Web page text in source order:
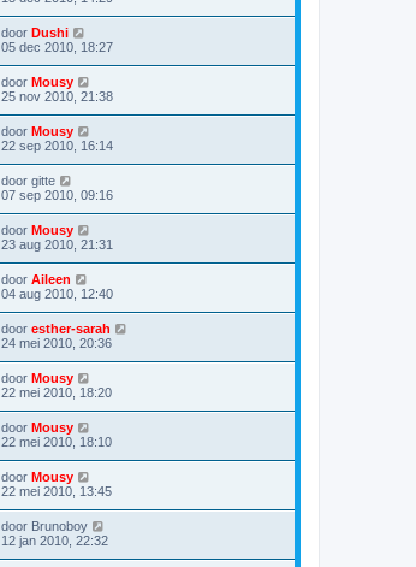
door Dushi
05 dec 2010, 18:27
door Mousy
25 nov 2010, 21:38
door Mousy
22 sep 2010, 16:14
door gitte
07 sep 2010, 09:16
door Mousy
23 aug 2010, 21:31
door Aileen
04 aug 2010, 12:40
door esther-sarah
24 mei 2010, 20:36
door Mousy
22 mei 2010, 18:20
door Mousy
22 mei 2010, 18:10
door Mousy
22 mei 2010, 13:45
door Brunoboy
12 jan 2010, 22:32